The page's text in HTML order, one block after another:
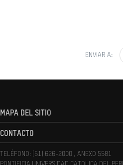
ENVIAR A:
MAPA DEL SITIO
CONTACTO
TELÉFONO: (51) 626-2000 , ANEXO 5581